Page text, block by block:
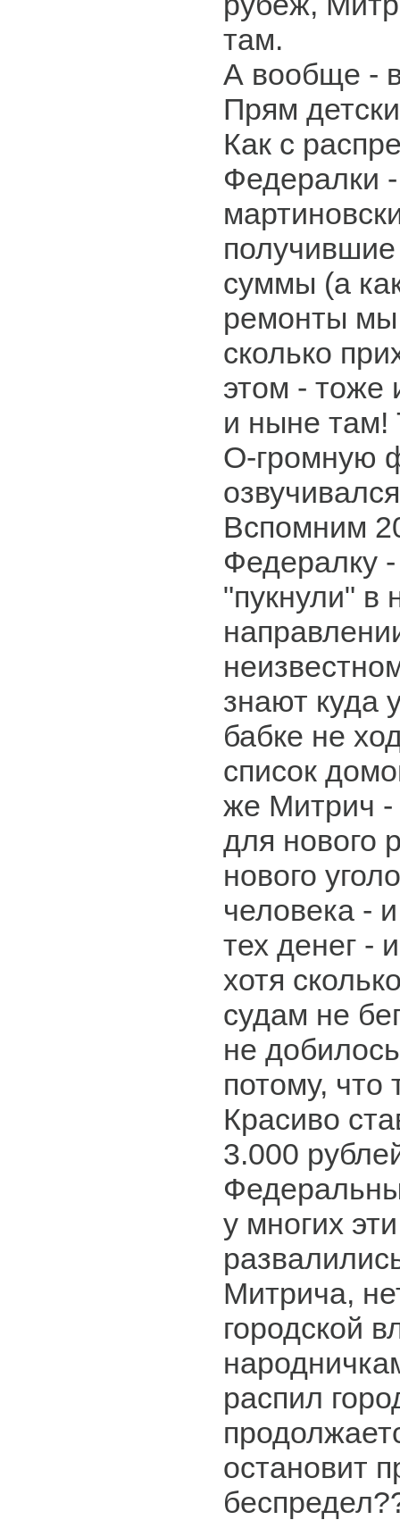
там.
А вообще -
Прям
Как с
Федералки
суммы (а
ремонты
сколько
этом - тоже
и ныне
О-громную
Вспомним
Федералку
"пукнули" в
знают куда
бабке не
список
же Митрич -
для нового
нового
человека -
тех денег -
хотя
судам не
не
потому,
Красиво
3.000
у многих
Митрича,
городской
распил
остановит